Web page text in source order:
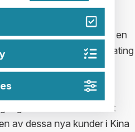
2023.
som kommunicerades i en
är nu installerad i Coating
är i full gång.
till sex nya betalande
av första kvartalet
av dessa nya kunder i Kina